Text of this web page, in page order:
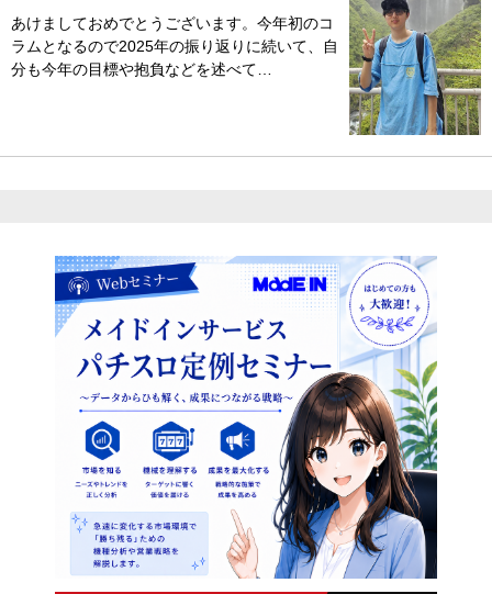
あけましておめでとうございます。今年初のコ
ラムとなるので2025年の振り返りに続いて、自
分も今年の目標や抱負などを述べて…